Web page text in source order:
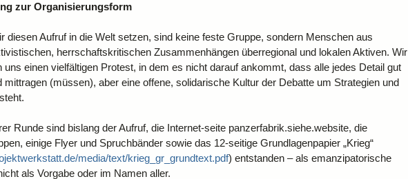
zur Organisierungsform
diesen Aufruf in die Welt setzen, sind keine feste Gruppe, sondern Menschen aus
herrschaftskritischen Zusammenhängen überregional und lokalen Aktiven. Wir
uns einen vielfältigen Protest, in dem es nicht darauf ankommt, dass alle jedes Detail gut
mittragen (müssen), aber eine offene, solidarische Kultur der Debatte um Strategien und
Runde sind bislang der Aufruf, die Internet-seite panzerfabrik.siehe.website, die
einige Flyer und Spruchbänder sowie das 12-seitige Grundlagenpapier „Krieg“
media/text/krieg_gr_grundtext.pdf) entstanden – als emanzipatorische
als Vorgabe oder im Namen aller.